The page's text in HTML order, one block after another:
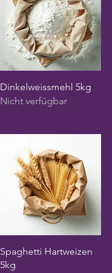
Schnellansicht
Dinkelweissmehl 5kg
Nicht verfügbar
Schnellansicht
Spaghetti Hartweizen
5kg